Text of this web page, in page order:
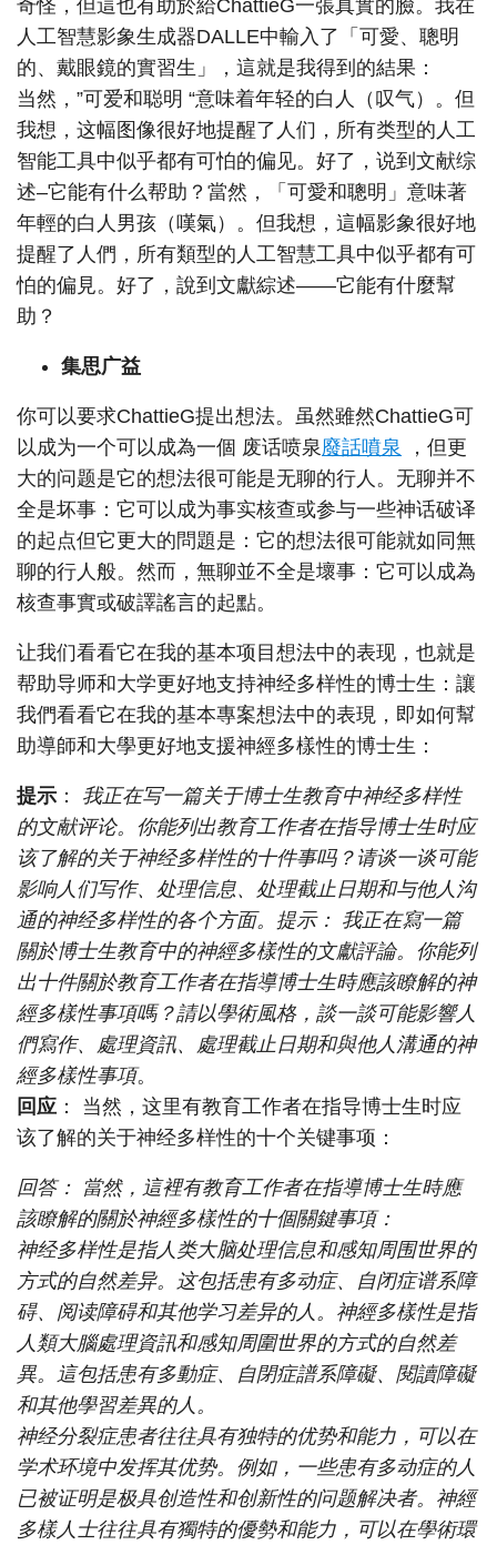
奇怪，但這也有助於給ChattieG一張真實的臉。我在
人工智慧影象生成器DALLE中輸入了「可愛、聰明
的、戴眼鏡的實習生」，這就是我得到的結果：
当然，”可爱和聪明 “意味着年轻的白人（叹气）。但
我想，这幅图像很好地提醒了人们，所有类型的人工
智能工具中似乎都有可怕的偏见。好了，说到文献综
述–它能有什么帮助？當然，「可愛和聰明」意味著
年輕的白人男孩（嘆氣）。但我想，這幅影象很好地
提醒了人們，所有類型的人工智慧工具中似乎都有可
怕的偏見。好了，說到文獻綜述——它能有什麼幫
助？
集思广益
你可以要求ChattieG提出想法。虽然雖然ChattieG可
以成为一个可以成為一個 废话喷泉廢話噴泉 ，但更
大的问题是它的想法很可能是无聊的行人。无聊并不
全是坏事：它可以成为事实核查或参与一些神话破译
的起点但它更大的問題是：它的想法很可能就如同無
聊的行人般。然而，無聊並不全是壞事：它可以成為
核查事實或破譯謠言的起點。
让我们看看它在我的基本项目想法中的表现，也就是
帮助导师和大学更好地支持神经多样性的博士生：讓
我們看看它在我的基本專案想法中的表現，即如何幫
助導師和大學更好地支援神經多樣性的博士生：
提示 ： 我正在写一篇关于博士生教育中神经多样性
的文献评论。你能列出教育工作者在指导博士生时应
该了解的关于神经多样性的十件事吗？请谈一谈可能
影响人们写作、处理信息、处理截止日期和与他人沟
通的神经多样性的各个方面。提示： 我正在寫一篇
關於博士生教育中的神經多樣性的文獻評論。你能列
出十件關於教育工作者在指導博士生時應該瞭解的神
經多樣性事項嗎？請以學術風格，談一談可能影響人
們寫作、處理資訊、處理截止日期和與他人溝通的神
經多樣性事項。
回应 ： 当然，这里有教育工作者在指导博士生时应
该了解的关于神经多样性的十个关键事项：
回答： 當然，這裡有教育工作者在指導博士生時應
該瞭解的關於神經多樣性的十個關鍵事項：
神经多样性是指人类大脑处理信息和感知周围世界的
方式的自然差异。这包括患有多动症、自闭症谱系障
碍、阅读障碍和其他学习差异的人。神經多樣性是指
人類大腦處理資訊和感知周圍世界的方式的自然差
異。這包括患有多動症、自閉症譜系障礙、閱讀障礙
和其他學習差異的人。
神经分裂症患者往往具有独特的优势和能力，可以在
学术环境中发挥其优势。例如，一些患有多动症的人
已被证明是极具创造性和创新性的问题解决者。神經
多樣人士往往具有獨特的優勢和能力，可以在學術環